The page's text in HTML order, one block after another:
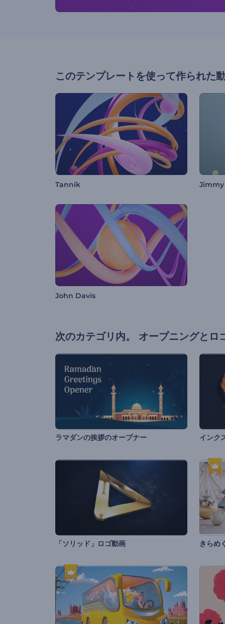
このテンプレートを使って作られた
Tannik Jimmy
John Davis
次のカテゴリ内。 オープニングとロ
ラマダンの挨拶のオープナー インク
「ソリッド」ロゴ動画